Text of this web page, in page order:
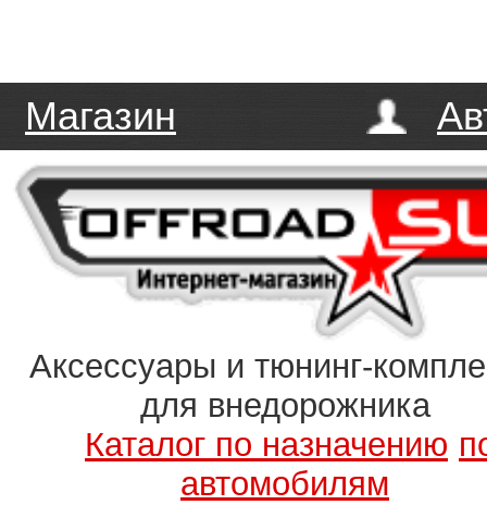
Магазин
Аксессуары и тюнинг-
для внедорожника
Каталог по назначению
автомобилям